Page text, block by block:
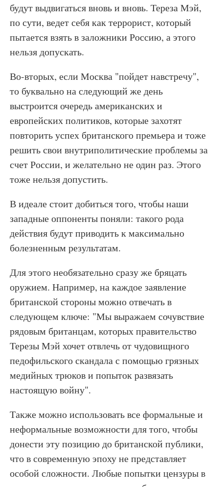
будут выдвигаться вновь и вновь. Тереза Мэй,
по сути, ведет себя как террорист, который
пытается взять в заложники Россию, а этого
нельзя допускать.
Во-вторых, если Москва "пойдет навстречу",
то буквально на следующий же день
выстроится очередь американских и
европейских политиков, которые захотят
повторить успех британского премьера и тоже
решить свои внутриполитические проблемы за
счет России, и желательно не один раз. Этого
тоже нельзя допустить.
В идеале стоит добиться того, чтобы наши
западные оппоненты поняли: такого рода
действия будут приводить к максимально
болезненным результатам.
Для этого необязательно сразу же бряцать
оружием. Например, на каждое заявление
британской стороны можно отвечать в
следующем ключе: "Мы выражаем сочувствие
рядовым британцам, которых правительство
Терезы Мэй хочет отвлечь от чудовищного
педофильского скандала с помощью грязных
медийных трюков и попыток развязать
настоящую войну".
Также можно использовать все формальные и
неформальные возможности для того, чтобы
донести эту позицию до британской публики,
что в современную эпоху не представляет
особой сложности. Любые попытки цензуры в